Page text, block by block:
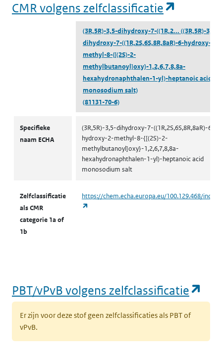
CMR volgens zelfclassificatie
(3R,5R)-3,5-dihydroxy-7-((1R,2... ((3R,5R)-3,5-
dihydroxy-7-((1R,2S,6S,8R,8aR)-6-hydroxy-2-
methyl-8-{[(2S)-2-
methylbutanoyl]oxy}-1,2,6,7,8,8a-
hexahydronaphthalen-1-yl)-heptanoic acid
monosodium salt)
(81131-70-6)
Specifieke
naam ECHA
(3R,5R)-3,5-dihydroxy-7-((1R,2S,6S,8R,8aR)-6-
hydroxy-2-methyl-8-{[(2S)-2-
methylbutanoyl]oxy}-1,2,6,7,8,8a-
hexahydronaphthalen-1-yl)-heptanoic acid
monosodium salt
Zelfclassificatie
als CMR
categorie 1a of
1b
https://chem.echa.europa.eu/100.129.468/
PBT/vPvB volgens zelfclassificatie
Er zijn voor deze stof geen zelfclassificaties als PBT of
vPvB.